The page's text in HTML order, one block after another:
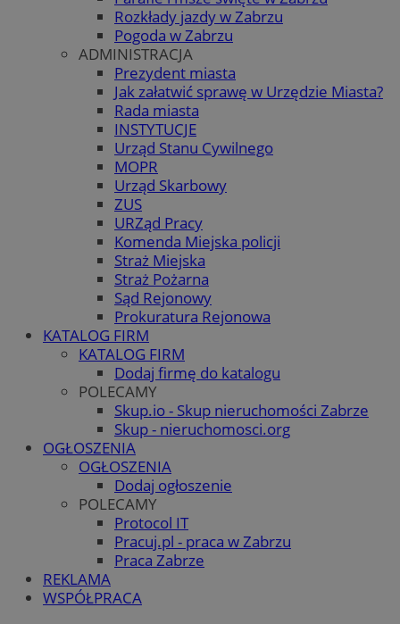
Rozkłady jazdy w Zabrzu
Pogoda w Zabrzu
ADMINISTRACJA
Prezydent miasta
Jak załatwić sprawę w Urzędzie Miasta?
Rada miasta
INSTYTUCJE
Urząd Stanu Cywilnego
MOPR
Urząd Skarbowy
ZUS
URZąd Pracy
Komenda Miejska policji
Straż Miejska
Straż Pożarna
Sąd Rejonowy
Prokuratura Rejonowa
KATALOG FIRM
KATALOG FIRM
Dodaj firmę do katalogu
POLECAMY
Skup.io - Skup nieruchomości Zabrze
Skup - nieruchomosci.org
OGŁOSZENIA
OGŁOSZENIA
Dodaj ogłoszenie
POLECAMY
Protocol IT
Pracuj.pl - praca w Zabrzu
Praca Zabrze
REKLAMA
WSPÓŁPRACA